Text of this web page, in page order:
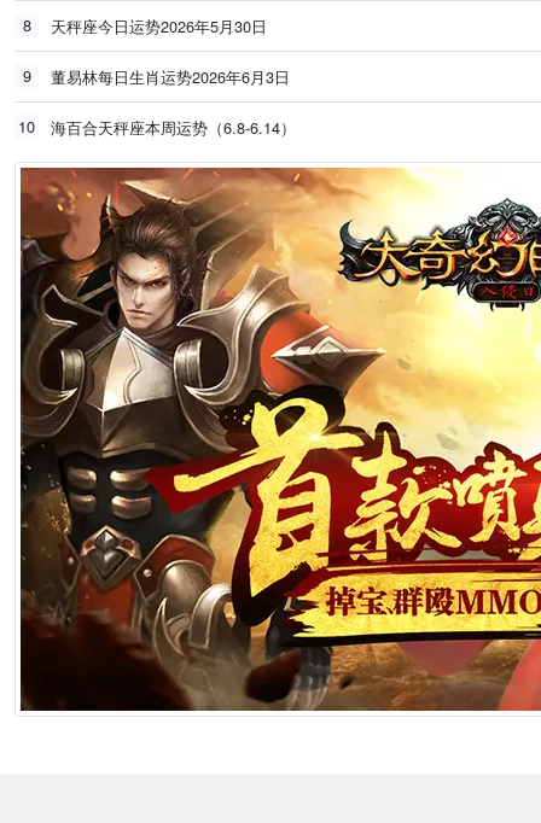
8 天秤座今日运势2026年5月30日
9 董易林每日生肖运势2026年6月3日
10 海百合天秤座本周运势（6.8-6.14）